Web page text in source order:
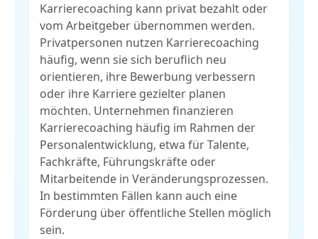
Karrierecoaching kann privat bezahlt oder
vom Arbeitgeber übernommen werden.
Privatpersonen nutzen Karrierecoaching
häufig, wenn sie sich beruflich neu
orientieren, ihre Bewerbung verbessern
oder ihre Karriere gezielter planen
möchten. Unternehmen finanzieren
Karrierecoaching häufig im Rahmen der
Personalentwicklung, etwa für Talente,
Fachkräfte, Führungskräfte oder
Mitarbeitende in Veränderungsprozessen.
In bestimmten Fällen kann auch eine
Förderung über öffentliche Stellen möglich
sein.